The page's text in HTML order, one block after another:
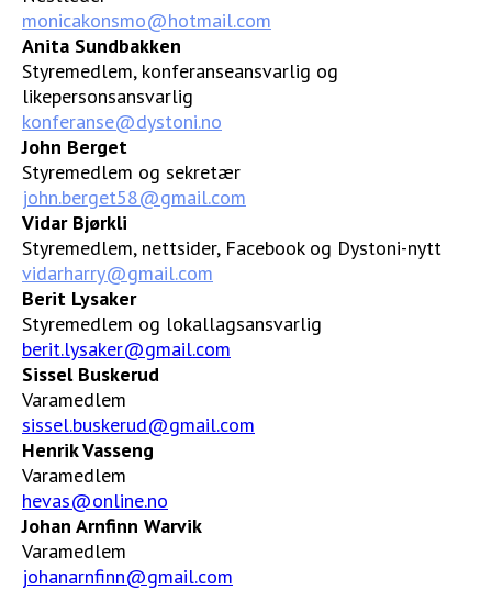
ARKIV
FYSIOTERAPI
STØTT VÅRT ARBEID
monicakonsmo@hotmail.com
Anita Sundbakken
Styremedlem, konferanseansvarlig og
likepersonsansvarlig
konferanse@dystoni.no
John Berget
Styremedlem og sekretær
john.berget58@gmail.com
Vidar Bjørkli
Styremedlem, nettsider, Facebook og Dystoni-nytt
vidarharry@gmail.com
Berit Lysaker
Styremedlem og lokallagsansvarlig
berit.lysaker@gmail.com
Sissel Buskerud
Varamedlem
sissel.buskerud@gmail.com
Henrik Vasseng
Varamedlem
hevas@online.no
Johan Arnfinn Warvik
Varamedlem
johanarnfinn@gmail.com